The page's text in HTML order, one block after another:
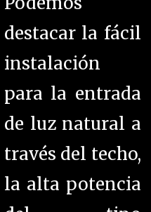
destacar la fácil
instalación
para la entrada
de luz natural a
través del techo,
la alta potencia